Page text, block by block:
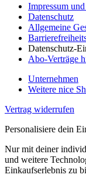
Impressum
Datenschutz
Allgemeine
Datenschutz-
Abo-Verträge
Unternehmen
Weitere nice
Vertrag widerrufen
Personalisiere dein
Nur mit deiner
und weitere
Einkaufserlebnis zu